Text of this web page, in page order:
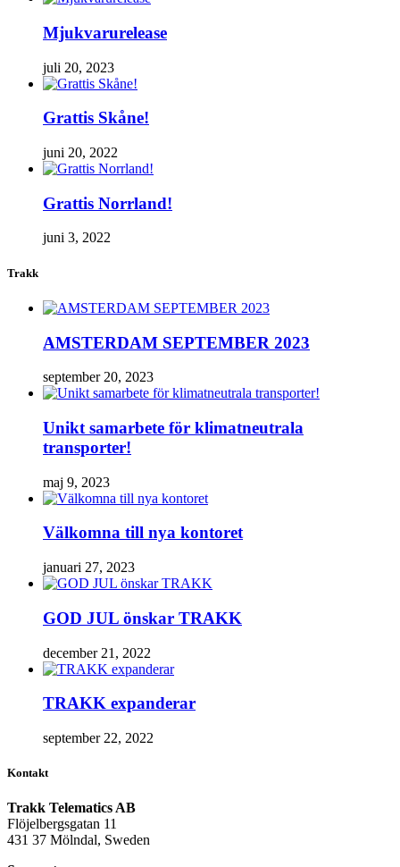
Mjukvarurelease
juli 20, 2023
Grattis Skåne!
juni 20, 2022
Grattis Norrland!
juni 3, 2022
Trakk
AMSTERDAM SEPTEMBER 2023
september 20, 2023
Unikt samarbete för klimatneutrala
transporter!
maj 9, 2023
Välkomna till nya kontoret
januari 27, 2023
GOD JUL önskar TRAKK
december 21, 2022
TRAKK expanderar
september 22, 2022
Kontakt
Trakk Telematics AB
Flöjelbergsgatan 11
431 37 Mölndal, Sweden